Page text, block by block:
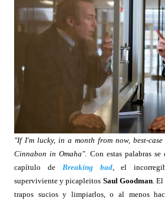
"If I'm lucky, in a month from now, best-
Cinnabon in Omaha". Con estas palabras
capítulo de Breaking bad,el
superviviente y picapleitos Saul Goodman. El
trapos sucios y limpiarlos, o al menos